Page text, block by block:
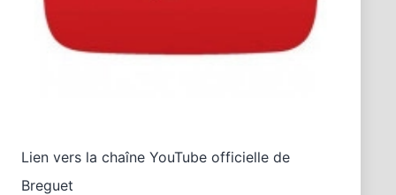
Lien vers la chaîne YouTube officielle de
Breguet